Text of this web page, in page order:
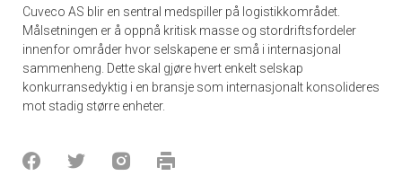
Cuveco AS blir en sentral medspiller på logistikkområdet.
Målsetningen er å oppnå kritisk masse og stordriftsfordeler
innenfor områder hvor selskapene er små i internasjonal
sammenheng. Dette skal gjøre hvert enkelt selskap
konkurransedyktig i en bransje som internasjonalt konsolideres
mot stadig større enheter.